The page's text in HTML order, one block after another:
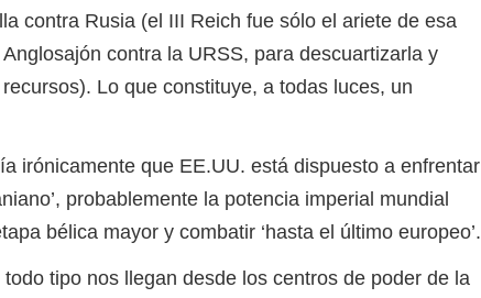
contra Rusia (el III Reich fue sólo el ariete de esa
contra la URSS, para descuartizarla y
Lo que constituye, a todas luces, un
que EE.UU. está dispuesto a enfrentar
probablemente la potencia imperial mundial
bélica mayor y combatir ‘hasta el último europeo’.
tipo nos llegan desde los centros de poder de la